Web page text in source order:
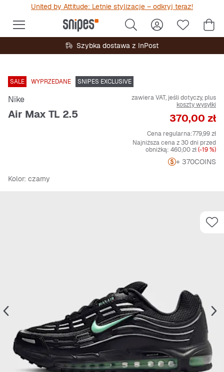
United by Attitude: Letnie stylizacje – odkryj teraz!
Szybka dostawa z InPost
SALE WYPRZEDANE SNIPES EXCLUSIVE
Nike
Air Max TL 2.5
zawiera VAT, jeśli dotyczy, plus
koszty wysyłki
Cena
370,00 zł
Cena regularna:779,99 zł
Najniższa cena z 30 dni przed
obniżką: 460,00 zł(-19 %)
+ 370COINS
Kolor: czarny